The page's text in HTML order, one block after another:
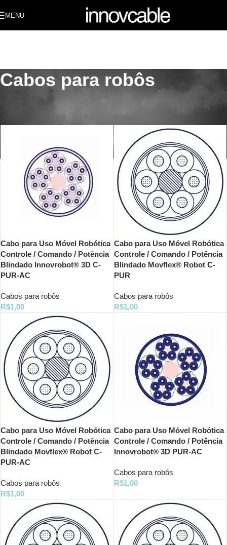
MENU
Cabos para robôs
Cabo para Uso Móvel Robótica
Controle / Comando / Potência
Blindado Innovrobot® 3D C-
PUR-AC
Cabos para robôs
R$1,00
Cabo para Uso Móvel Robótica
Controle / Comando / Potência
Blindado Movflex® Robot C-
PUR
Cabos para robôs
R$1,00
Cabo para Uso Móvel Robótica
Controle / Comando / Potência
Blindado Movflex® Robot C-
PUR-AC
Cabos para robôs
R$1,00
Cabo para Uso Móvel Robótica
Controle / Comando / Potência
Innovrobot® 3D PUR-AC
Cabos para robôs
R$1,00